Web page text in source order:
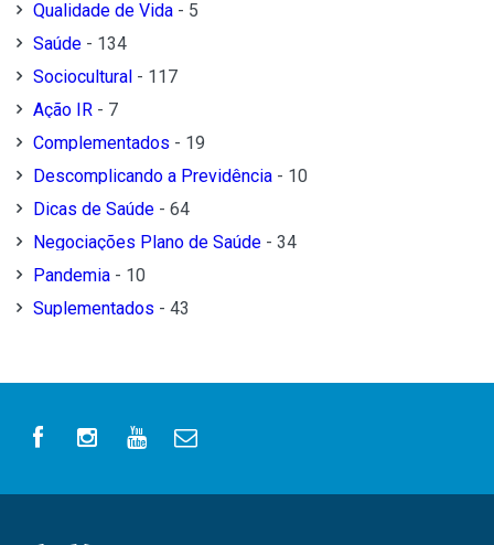
Qualidade de Vida - 5
Saúde - 134
Sociocultural - 117
Ação IR - 7
Complementados - 19
Descomplicando a Previdência - 10
Dicas de Saúde - 64
Negociações Plano de Saúde - 34
Pandemia - 10
Suplementados - 43